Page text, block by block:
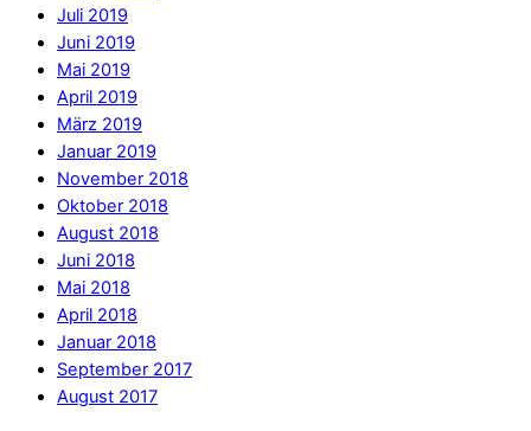
Juli 2019
Juni 2019
Mai 2019
April 2019
März 2019
Januar 2019
November 2018
Oktober 2018
August 2018
Juni 2018
Mai 2018
April 2018
Januar 2018
September 2017
August 2017